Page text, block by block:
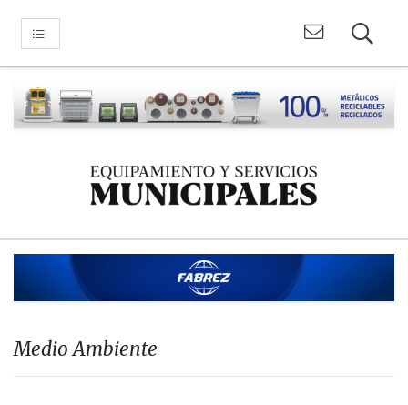
Medio Ambiente